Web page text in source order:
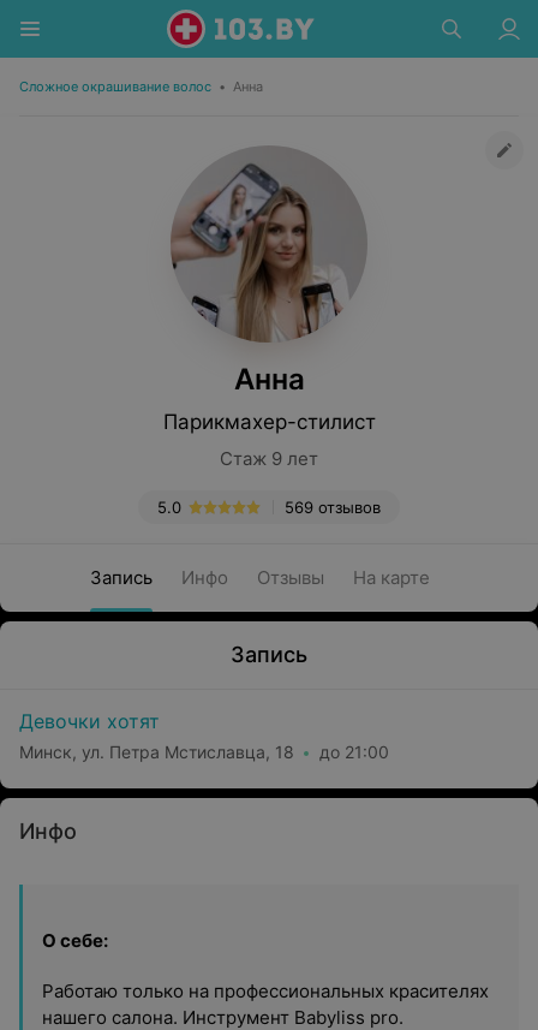
Сложное окрашивание волос • Анна
Анна
Парикмахер-стилист
Стаж 9 лет
569 отзывов
5.0
Запись Инфо Отзывы На карте
Запись
Девочки хотят
Минск, ул. Петра Мстиславца, 18 до 21:00
Инфо
О себе:
Работаю только на профессиональных красителях
нашего салона. Инструмент Babyliss pro.